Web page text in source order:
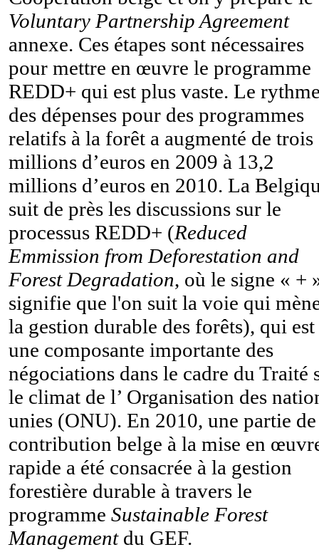
Voluntary Partnership Agreement
annexe. Ces étapes sont nécessaires
pour mettre en œuvre le programme
REDD+ qui est plus vaste. Le
des dépenses pour des programmes
relatifs à la forêt a augmenté de trois
millions d’euros en 2009 à 13,2
millions d’euros en 2010. La
suit de près les discussions sur le
processus REDD+ (Reduced
Emmission from Deforestation and
Forest Degradation, où le signe « +
signifie que l'on suit la voie qui
la gestion durable des forêts), qui est
une composante importante des
négociations dans le cadre du Traité
le climat de l’ Organisation des
unies (ONU). En 2010, une partie
contribution belge à la mise en
rapide a été consacrée à la gestion
forestière durable à travers le
programme Sustainable Forest
Managementdu GEF.